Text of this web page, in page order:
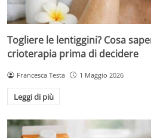
Togliere le lentiggini? Cosa
crioterapia prima di decidere
Francesca Testa 1 Maggio 2026
Leggi di più